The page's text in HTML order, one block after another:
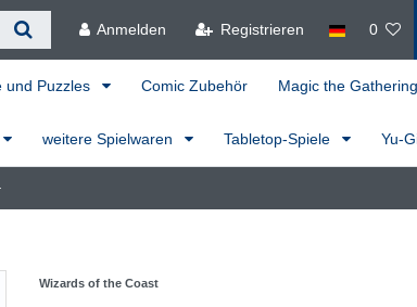
Anmelden Registrieren 0
und Puzzles Comic Zubehör Magic the Gathering
weitere Spielwaren Tabletop-Spiele Yu-
Wizards of the Coast